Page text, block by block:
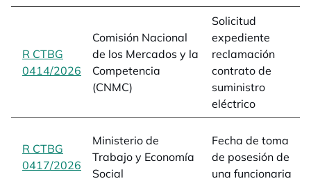
R CTBG
0414/2026 opens in a new tab
Comisión Nacional
de los Mercados y la
Competencia
(CNMC)
Solicitud
expediente
reclamación
contrato de
suministro
eléctrico
R CTBG
0417/2026 opens in a new tab
Ministerio de
Trabajo y Economía
Social
Fecha de toma
de posesión de
una funcionaria